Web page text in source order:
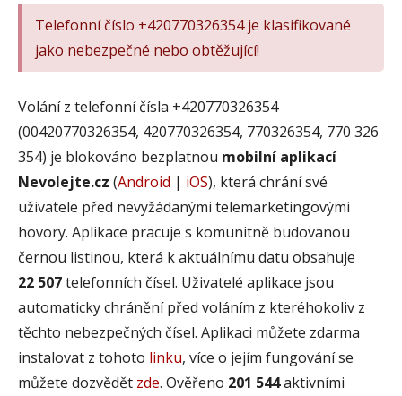
Telefonní číslo +420770326354 je klasifikované
jako nebezpečné nebo obtěžující!
Volání z telefonní čísla +420770326354
(00420770326354, 420770326354, 770326354, 770 326
354) je blokováno bezplatnou mobilní aplikací
Nevolejte.cz (Android | iOS), která chrání své
uživatele před nevyžádanými telemarketingovými
hovory. Aplikace pracuje s komunitně budovanou
černou listinou, která k aktuálnímu datu obsahuje
22 507telefonních čísel. Uživatelé aplikace jsou
automaticky chránění před voláním z kteréhokoliv z
těchto nebezpečných čísel. Aplikaci můžete zdarma
instalovat z tohoto linku, více o jejím fungování se
můžete dozvědět zde. Ověřeno 201 544aktivními